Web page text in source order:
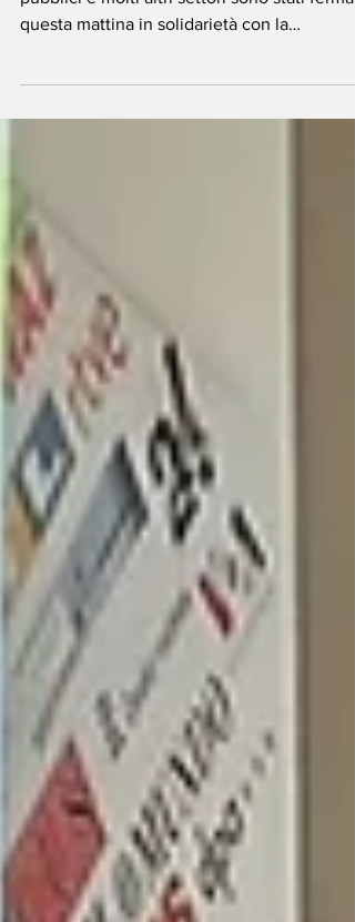
National News Agency - Treni, trasporti
pubblici e molti altri settori sono stati fermati
Palestina,...